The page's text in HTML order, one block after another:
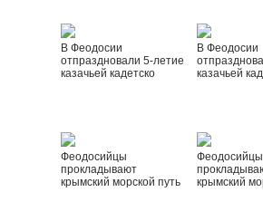
В Феодосии
отпраздновали 5-летие
казачьей кадетско
В Феодосии
казачьей
Феодосийцы
прокладывают
крымский морской путь
Феодосийцы
крымский